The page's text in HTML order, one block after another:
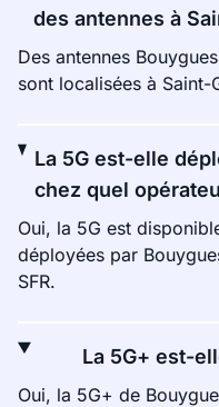
des antennes à
Des antennes
sont localisées à Saint-
La 5G est-elle
chez quel
Oui, la 5G est
déployées par
SFR.
La 5G+ est-
Oui, la 5G+ de